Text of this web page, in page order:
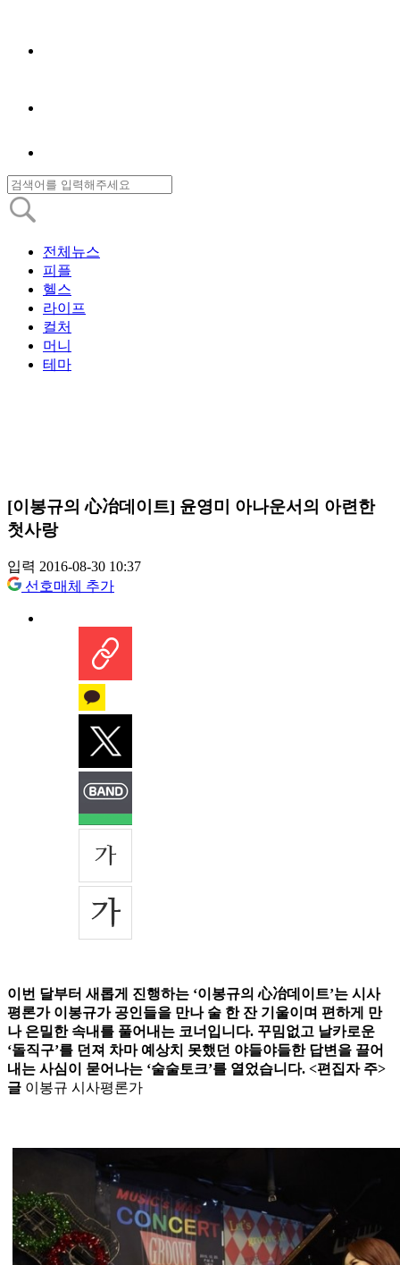
전체뉴스
피플
헬스
라이프
컬처
머니
테마
[이봉규의 心冶데이트] 윤영미 아나운서의 아련한
첫사랑
입력 2016-08-30 10:37
선호매체 추가
이번 달부터 새롭게 진행하는 ‘이봉규의 心冶데이트’는 시사
평론가 이봉규가 공인들을 만나 술 한 잔 기울이며 편하게 만
나 은밀한 속내를 풀어내는 코너입니다. 꾸밈없고 날카로운
‘돌직구’를 던져 차마 예상치 못했던 야들야들한 답변을 끌어
내는 사심이 묻어나는 ‘술술토크’를 열었습니다. <편집자 주>
글 이봉규 시사평론가